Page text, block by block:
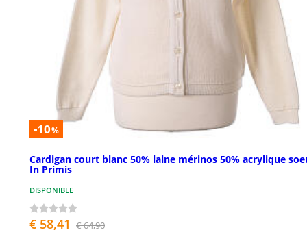
-10%
Cardigan court blanc 50% laine mérinos 50% acrylique
In Primis
DISPONIBLE
€ 58,41 € 64,90